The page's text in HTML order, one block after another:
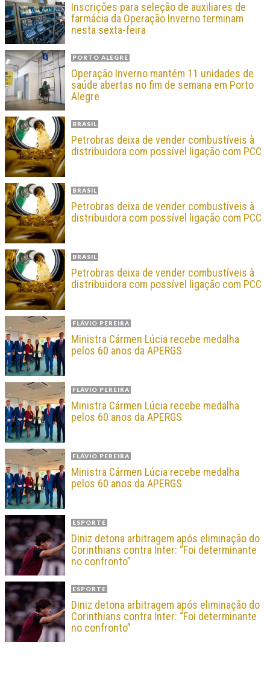
Inscrições para seleção de auxiliares de
farmácia da Operação Inverno terminam
nesta sexta-feira
PORTO ALEGRE
Operação Inverno mantém 11 unidades de
saúde abertas no fim de semana em Porto
Alegre
BRASIL
Petrobras deixa de vender combustíveis à
distribuidora com possível ligação com PCC
BRASIL
Petrobras deixa de vender combustíveis à
distribuidora com possível ligação com PCC
BRASIL
Petrobras deixa de vender combustíveis à
distribuidora com possível ligação com PCC
FLÁVIO PEREIRA
Ministra Cármen Lúcia recebe medalha
pelos 60 anos da APERGS
FLÁVIO PEREIRA
Ministra Cármen Lúcia recebe medalha
pelos 60 anos da APERGS
FLÁVIO PEREIRA
Ministra Cármen Lúcia recebe medalha
pelos 60 anos da APERGS
ESPORTE
Diniz detona arbitragem após eliminação do
Corinthians contra Inter: “Foi determinante
no confronto”
ESPORTE
Diniz detona arbitragem após eliminação do
Corinthians contra Inter: “Foi determinante
no confronto”